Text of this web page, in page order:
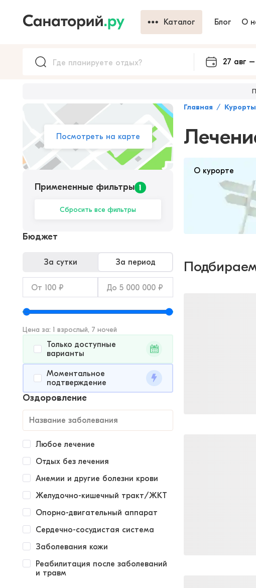
Каталог Блог О
Посмотреть на карте
Примененные фильтры 1
Сбросить все фильтры
Бюджет
За сутки За период
Цена за: 1 взрослый, 7 ночей
Только доступные
варианты
Моментальное
подтверждение
Оздоровление
Любое лечение
Отдых без лечения
Анемии и другие болезни крови
Желудочно-кишечный тракт/ЖКТ
Опорно-двигательный аппарат
Сердечно-сосудистая система
Заболевания кожи
Реабилитация после заболеваний
и травм
Главная
О курорте